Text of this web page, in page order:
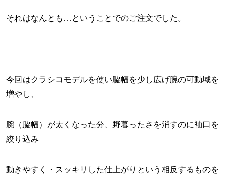
それはなんとも…ということでのご注文でした。
今回はクラシコモデルを使い脇幅を少し広げ腕の可動域を
増やし、
腕（脇幅）が太くなった分、野暮ったさを消すのに袖口を
絞り込み
動きやすく・スッキリした仕上がりという相反するものを